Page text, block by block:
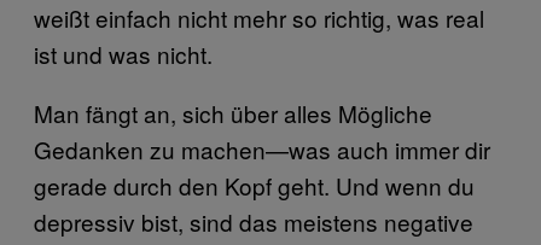
weißt einfach nicht mehr so richtig, was real
ist und was nicht.
Man fängt an, sich über alles Mögliche
Gedanken zu machen—was auch immer dir
gerade durch den Kopf geht. Und wenn du
depressiv bist, sind das meistens negative